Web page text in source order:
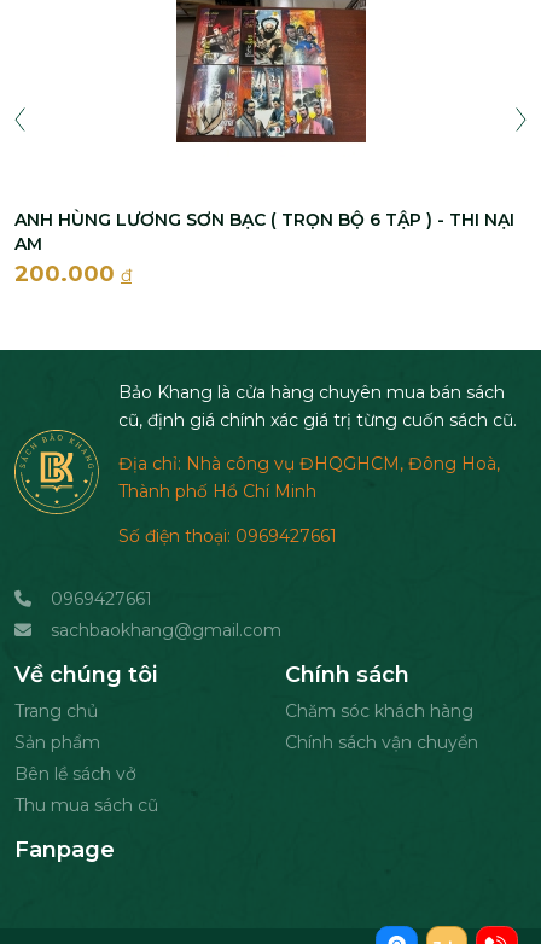
ANH HÙNG LƯƠNG SƠN BẠC ( TRỌN BỘ 6 TẬP ) - THI NẠI
AM
200.000 đ
Bảo Khang là cửa hàng chuyên mua bán sách
cũ, định giá chính xác giá trị từng cuốn sách cũ.
Địa chỉ: Nhà công vụ ĐHQGHCM, Đông Hoà,
Thành phố Hồ Chí Minh
Số điện thoại: 0969427661
0969427661
sachbaokhang@gmail.com
Về chúng tôi
Trang chủ
Sản phẩm
Bên lề sách vở
Thu mua sách cũ
Chính sách
Chăm sóc khách hàng
Chính sách vận chuyển
Fanpage